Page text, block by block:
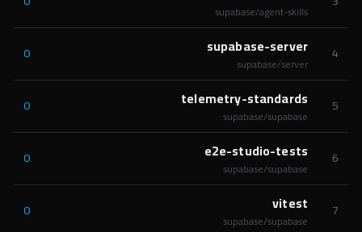
supabase/agent-skills
4
supabase-server
supabase/server
0
5
telemetry-standards
supabase/supabase
0
6
e2e-studio-tests
supabase/supabase
0
7
vitest
supabase/supabase
0